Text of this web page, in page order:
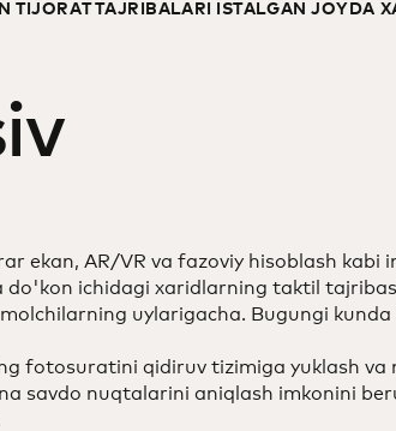
TIJORAT TAJRIBALARI ISTALGAN JOYDA
ekan, AR/VR va fazoviy hisoblash kabi
ichidagi xaridlarning taktil
uylarigacha. Bugungi kunda
fotosuratini qidiruv tizimiga yuklash va
savdo nuqtalarini aniqlash imkonini